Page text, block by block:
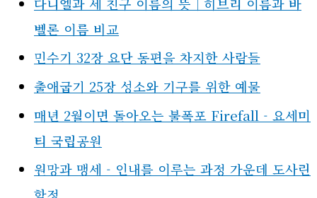
벨론 이름 비교
민수기 32장 요단 동편을 차지한 사람들
출애굽기 25장 성소와 기구를 위한 예물
매년 2월이면 돌아오는 불폭포 Firefall - 요세미
티 국립공원
원망과 맹세 - 인내를 이루는 과정 가운데 도사린